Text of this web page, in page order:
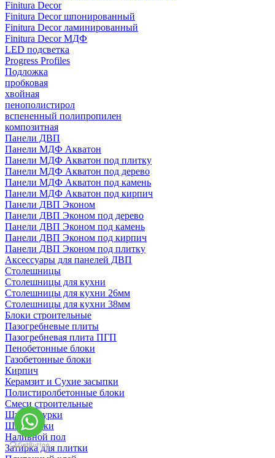
Finitura Decor
Finitura Decor шпонированный
Finitura Decor ламинированный
Finitura Decor МДФ
LED подсветка
Progress Profiles
Подложка
пробковая
хвойная
пенополистирол
вспененный полипропилен
композитная
Панели ДВП
Панели МДФ Акватон
Панели МДФ Акватон под плитку
Панели МДФ Акватон под дерево
Панели МДФ Акватон под камень
Панели МДФ Акватон под кирпич
Панели ДВП Эконом
Панели ДВП Эконом под дерево
Панели ДВП Эконом под камень
Панели ДВП Эконом под кирпич
Панели ДВП Эконом под плитку
Аксессуары для панелей ДВП
Столешницы
Столешницы для кухни
Столешницы для кухни 26мм
Столешницы для кухни 38мм
Блоки строительные
Пазогребневые плиты
Пазогребневая плита ПГП
Пенобетонные блоки
Газобетонные блоки
Кирпич
Керамзит и Сухие засыпки
Полистиролбетонные блоки
Смеси строительные
Штукартурки
Шпаклевки
Наливной пол
Затирка для плитки